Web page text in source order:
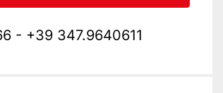
- +39 347.9640611